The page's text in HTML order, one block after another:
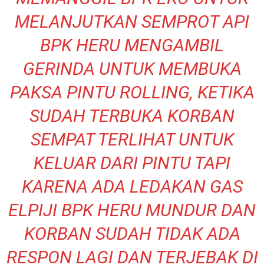
MELANJUTKAN SEMPROT API
BPK HERU MENGAMBIL
GERINDA UNTUK MEMBUKA
PAKSA PINTU ROLLING, KETIKA
SUDAH TERBUKA KORBAN
SEMPAT TERLIHAT UNTUK
KELUAR DARI PINTU TAPI
KARENA ADA LEDAKAN GAS
ELPIJI BPK HERU MUNDUR DAN
KORBAN SUDAH TIDAK ADA
RESPON LAGI DAN TERJEBAK DI